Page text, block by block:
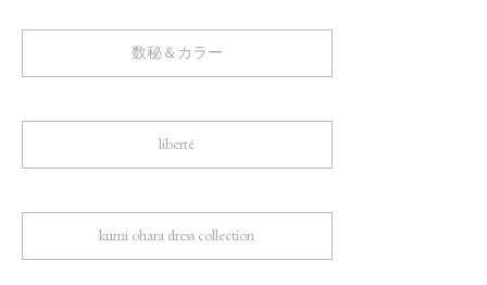
数秘＆カラー
liberté
kumi ohara dress collection